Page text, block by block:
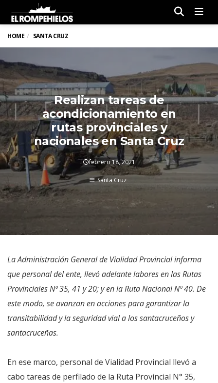
HOME SANTA CRUZ
Realizan tareas de
acondicionamiento en
rutas provinciales y
nacionales en Santa Cruz
febrero 18, 2021
Santa Cruz
La Administración General de Vialidad Provincial informa
que personal del ente, llevó adelante labores en las Rutas
Provinciales Nº 35, 41 y 20; y en la Ruta Nacional Nº 40. De
este modo, se avanzan en acciones para garantizar la
transitabilidad y la seguridad vial a los santacruceños y
santacruceñas.
En ese marco, personal de Vialidad Provincial llevó a
cabo tareas de perfilado de la Ruta Provincial N° 35,